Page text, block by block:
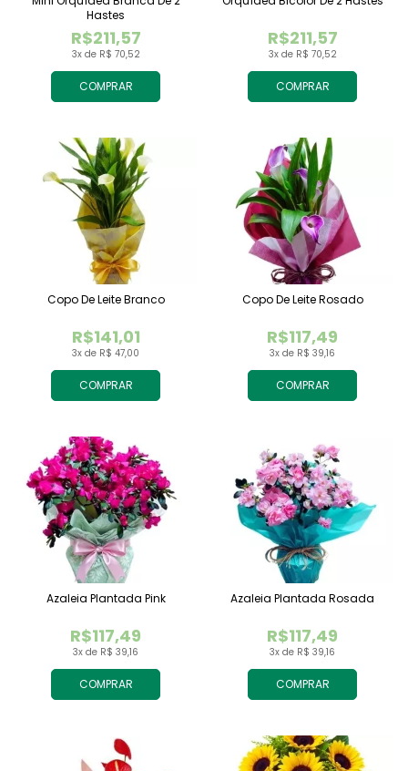
COMPRAR
3x de R$ 70,52
R$211,57
Hastes
COMPRAR
3x de R$ 70,52
R$211,57
COMPRAR
3x de R$ 47,00
R$141,01
Copo De Leite Branco
COMPRAR
3x de R$ 39,16
R$117,49
Copo De Leite Rosado
COMPRAR
3x de R$ 39,16
R$117,49
Azaleia Plantada Pink
COMPRAR
3x de R$ 39,16
R$117,49
Azaleia Plantada Rosada